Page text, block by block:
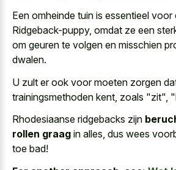
Een omheinde tuin is essentieel
Ridgeback-puppy, omdat ze een
om geuren te volgen en misschien
dwalen.
U zult er ook voor moeten zorgen
trainingsmethoden kent, zoals "zit",
Rhodesiaanse ridgebacks zijn
rollen graag in alles, dus wees
toe bad!